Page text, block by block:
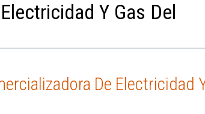
Y Gas Del
De Electricidad